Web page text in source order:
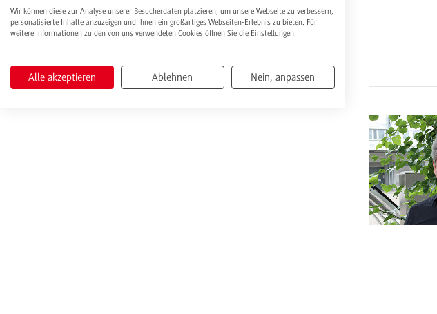
Wir können diese zur Analyse unserer Besucherdaten platzieren, um unsere Webseite zu verbessern,
personalisierte Inhalte anzuzeigen und Ihnen ein großartiges Webseiten-Erlebnis zu bieten. Für
weitere Informationen zu den von uns verwendeten Cookies öffnen Sie die Einstellungen.
Alle akzeptieren Ablehnen Nein, anpassen